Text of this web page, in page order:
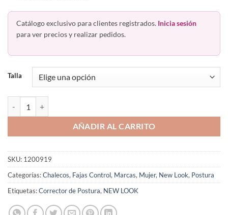
Catálogo exclusivo para clientes registrados. Inicia sesión
para ver precios y realizar pedidos.
Talla
AÑADIR AL CARRITO
SKU: 1200919
Categorías:Chalecos, Fajas Control, Marcas, Mujer, New Look, Postura
Etiquetas:Corrector de Postura, NEW LOOK